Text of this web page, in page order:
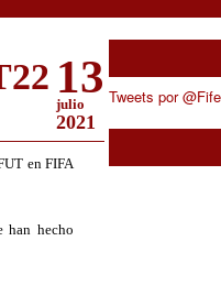
13
julio
2021
en FIFA
han hecho
Tweets por